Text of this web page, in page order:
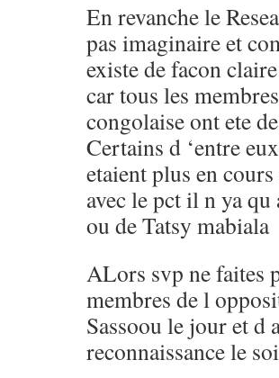
En revanche le
pas imaginaire et
existe de facon
car tous les
congolaise ont ete
Certains d ‘entre
etaient plus en
avec le pct il n ya
ou de Tatsy mabiala
ALors svp ne faites
membres de l
Sassoou le jour et d
reconnaissance le